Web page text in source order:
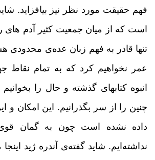
فهم حقیقت مورد نظر نیز بیافزاید.
است که از میان جمعیت کثیر آدم های
تنها قادر به فهم زبان عده‌ی محدودی
عمر نخواهیم کرد که به تمام نقاط
انبوه کتابهای گذشته و حال را
چنین را از سر بگذرانیم. این امکان و
داده نشده است چون به گمان
نداشته‌ایم. شاید گفته‌ی آندره ژید